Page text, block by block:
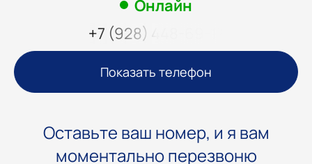
Онлайн
+7 (928) 448-69-17
Показать телефон
Оставьте ваш номер, и я вам
моментально перезвоню